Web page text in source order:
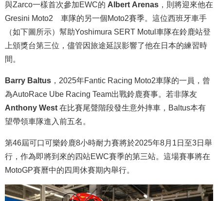
與Zarco一樣首次參加EWC的 Albert Arenas ，則將迎來他在
Gresini Moto2™車隊的另一個Moto2賽季。這位西班牙車手
（如下圖所示）幫助Yoshimura SERT Motul車隊在鈴鹿站登
上頒獎台第三位，儘管因旅途延誤影響了他在日本的練習時
間。
Barry Baltus ，2025年Fantic Racing Moto2車隊的一員，曾
為AutoRace Ube Racing Team出戰鈴鹿賽事。若非隊友
Anthony West 在比賽尾聲階段發生意外摔車，Baltus本有
望帶領車隊進入前五名。
第46屆可口可樂鈴鹿8小時耐力賽將於2025年8月1日至3日舉
行，作為即將到來的四站EWC賽季的第三站。這場賽事將在
MotoGP賽曆中的四周休賽期內舉行。